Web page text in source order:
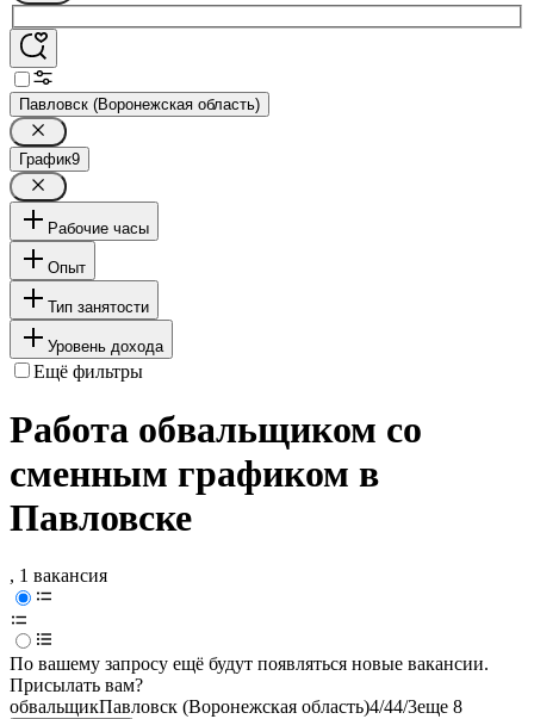
Павловск (Воронежская область)
График9
Рабочие часы
Опыт
Тип занятости
Уровень дохода
Ещё фильтры
Работа обвальщиком со
сменным графиком в
Павловске
, 1 вакансия
По вашему запросу ещё будут появляться новые вакансии.
Присылать вам?
обвальщикПавловск (Воронежская область)4/44/3еще 8